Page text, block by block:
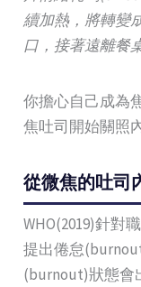
續加熱，將轉變
口，接著遠離餐
你擔心自己成為
焦吐司開始關照
從微焦的吐司
WHO(2019)針對
提出倦怠
(burnout)狀態會